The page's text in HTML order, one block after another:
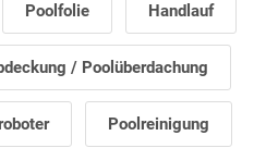
Poolfolie Handlauf
/ Poolüberdachung
Poolreinigung